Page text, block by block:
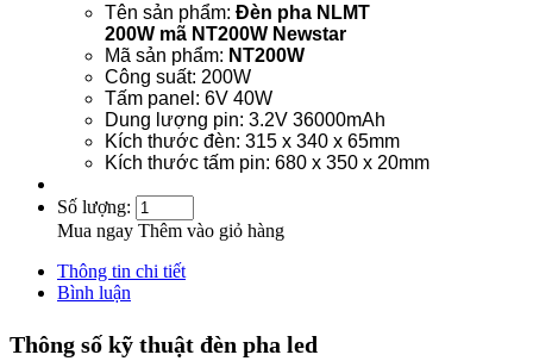
Tên sản phẩm: Đèn pha NLMT
200W mã NT200W Newstar
Mã sản phẩm: NT200W
Công suất: 200W
Tấm panel: 6V 40W
Dung lượng pin: 3.2V 36000mAh
Kích thước đèn: 315 x 340 x 65mm
Kích thước tấm pin: 680 x 350 x 20mm
Số lượng:
Mua ngay Thêm vào giỏ hàng
Thông tin chi tiết
Bình luận
Thông số kỹ thuật đèn pha led